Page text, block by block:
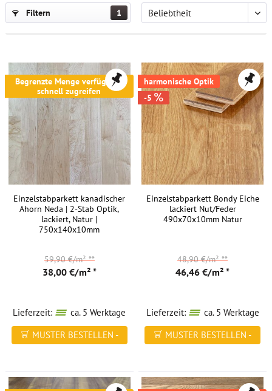
Filtern 1
Begrenzte Menge verfügbar -
schnell zugreifen
Einzelstabparkett kanadischer
Ahorn Neda | 2-Stab Optik,
lackiert, Natur |
750x140x10mm
38,00 €/m² *
59,90 €/m²**
Lieferzeit:
ca. 5 Werktage
MUSTER BESTELLEN -
harmonische Optik
-5
Einzelstabparkett Bondy Eiche
lackiert Nut/Feder
490x70x10mm Natur
46,46 €/m² *
48,90 €/m²**
Lieferzeit:
ca. 5 Werktage
MUSTER BESTELLEN -